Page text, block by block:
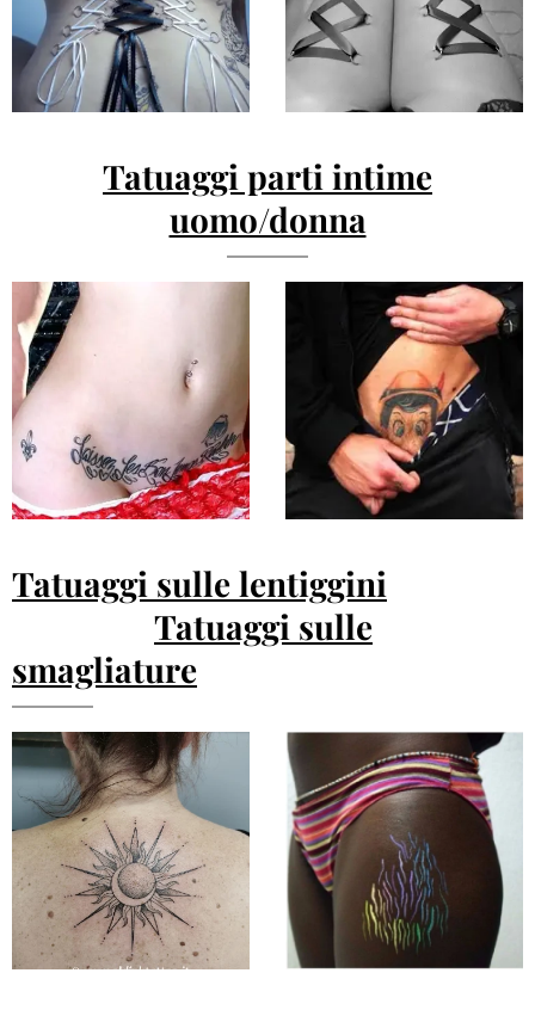
Tatuaggi parti intime
uomo/donna
Tatuaggi sulle lentiggini
Tatuaggi sulle
smagliature